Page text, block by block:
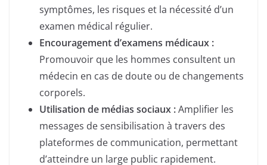
symptômes, les risques et la nécessité d’un
examen médical régulier.
Encouragement d’examens médicaux :
Promouvoir que les hommes consultent un
médecin en cas de doute ou de changements
corporels.
Utilisation de médias sociaux :Amplifier les
messages de sensibilisation à travers des
plateformes de communication, permettant
d’atteindre un large public rapidement.